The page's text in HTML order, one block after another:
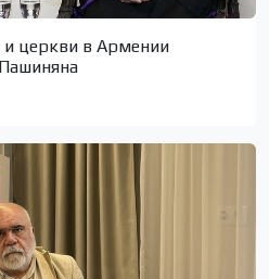
и церкви в Армении